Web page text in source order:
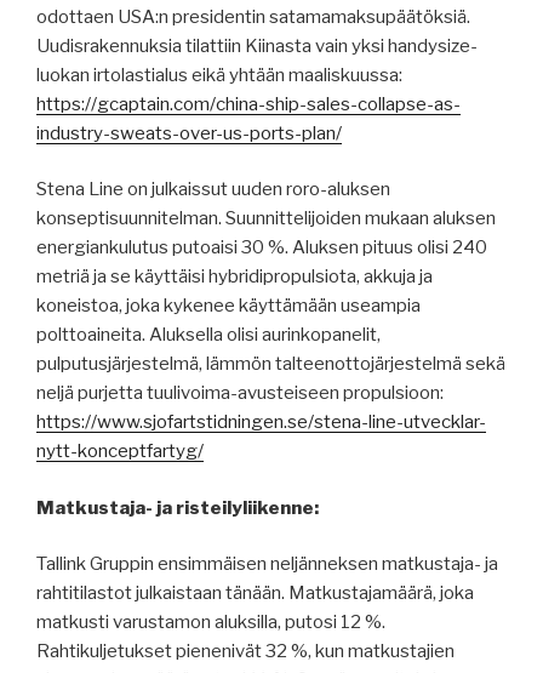
odottaen USA:n presidentin satamamaksupäätöksiä.
Uudisrakennuksia tilattiin Kiinasta vain yksi handysize-
luokan irtolastialus eikä yhtään maaliskuussa:
https://gcaptain.com/china-ship-sales-collapse-as-
industry-sweats-over-us-ports-plan/
Stena Line on julkaissut uuden roro-aluksen
konseptisuunnitelman. Suunnittelijoiden mukaan aluksen
energiankulutus putoaisi 30 %. Aluksen pituus olisi 240
metriä ja se käyttäisi hybridipropulsiota, akkuja ja
koneistoa, joka kykenee käyttämään useampia
polttoaineita. Aluksella olisi aurinkopanelit,
pulputusjärjestelmä, lämmön talteenottojärjestelmä sekä
neljä purjetta tuulivoima-avusteiseen propulsioon:
https://www.sjofartstidningen.se/stena-line-utvecklar-
nytt-konceptfartyg/
Matkustaja- ja risteilyliikenne:
Tallink Gruppin ensimmäisen neljänneksen matkustaja- ja
rahtitilastot julkaistaan tänään. Matkustajamäärä, joka
matkusti varustamon aluksilla, putosi 12 %.
Rahtikuljetukset pienenivät 32 %, kun matkustajien